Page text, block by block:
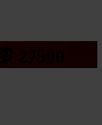
27500